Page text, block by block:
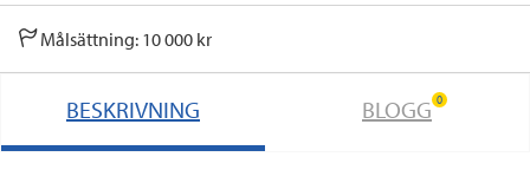
Målsättning: 10 000 kr
BESKRIVNING BLOGG 0